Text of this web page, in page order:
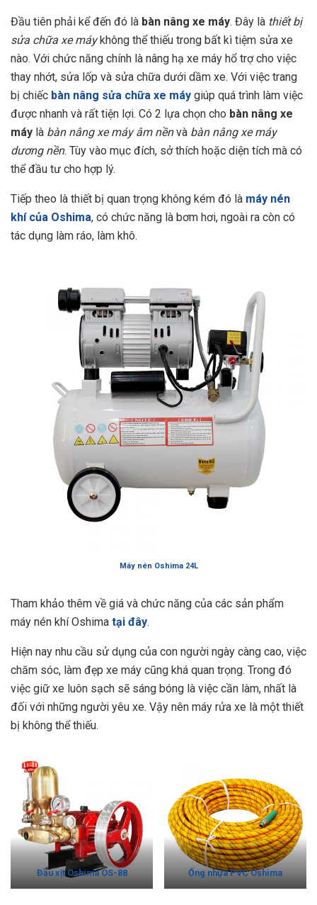
Đầu tiên phải kể đến đó là bàn nâng xe máy. Đây là thiết bị
sửa chữa xe máykhông thể thiếu trong bất kì tiệm sửa xe
nào. Với chức năng chính là nâng hạ xe máy hổ trợ cho việc
thay nhớt, sửa lốp và sửa chữa dưới dầm xe. Với việc trang
bị chiếc bàn nâng sửa chữa xe máy giúp quá trình làm việc
được nhanh và rất tiện lợi. Có 2 lựa chọn cho bàn nâng xe
máy là bàn nâng xe máy âm nềnvà bàn nâng xe máy
dương nền. Tùy vào mục đích, sở thích hoặc diện tích mà có
thể đầu tư cho hợp lý.
Tiếp theo là thiết bị quan trọng không kém đó là máy nén
khí của Oshima, có chức năng là bơm hơi, ngoài ra còn có
tác dụng làm ráo, làm khô.
Máy nén Oshima 24L
Tham khảo thêm về giá và chức năng của các sản phẩm
máy nén khí Oshima tại đây.
Hiện nay nhu cầu sử dụng của con người ngày càng cao, việc
chăm sóc, làm đẹp xe máy cũng khá quan trọng. Trong đó
việc giữ xe luôn sạch sẽ sáng bóng là việc cần làm, nhất là
đối với những người yêu xe. Vậy nên máy rửa xe là một thiết
bị không thể thiếu.
Đầu xịt Oshima OS-88 Ống nhựa PVC Oshima